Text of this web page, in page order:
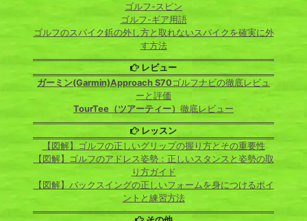
ゴルフ-スピン
ゴルフ-ギア用語
ゴルフのスパイク鋲の外し方と取れないスパイクを確実に外
す方法
レビュー
ガーミン(Garmin)Approach S70ゴルフナビの徹底レビュ
ーと評価
TourTee（ツアーティー） 徹底レビュー
レッスン
【図解】ゴルフの正しいグリップの握り方とその重要性
【図解】ゴルフのアドレス姿勢：正しいスタンスと姿勢の取
り方ガイド
【図解】バックスイングの正しいフォームを身につけるポイ
ントと練習方法